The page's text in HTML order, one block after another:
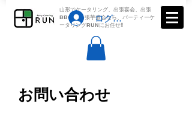
​山形でケータリング、出張宴会、出張
BBQ 、出張芋煮会なら、パーティーケ
ータリングRUNにお任せ‼
ログイン
お問い合わせ